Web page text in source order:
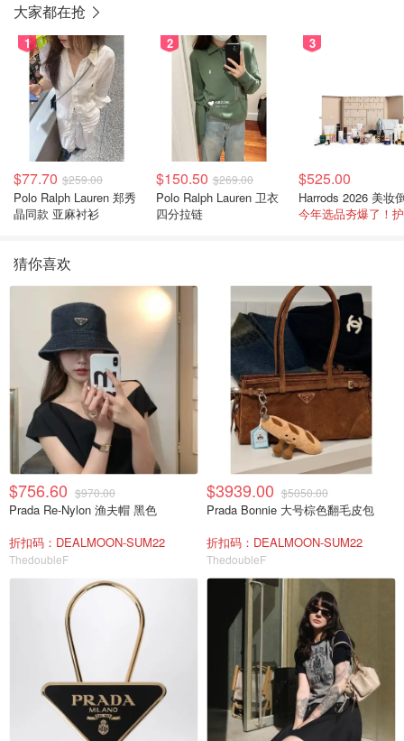
大家都在抢
1
$77.70 $259.00
Polo Ralph Lauren 郑秀
晶同款 亚麻衬衫
2
$150.50 $269.00
Polo Ralph Lauren 卫衣
四分拉链
3
$525.00
猜你喜欢
$756.60 $970.00
Prada Re-Nylon 渔夫帽 黑色
折扣码：DEALMOON-SUM22
ThedoubleF
$3939.00 $5050.00
Prada Bonnie 大号棕色翻毛皮包
折扣码：DEALMOON-SUM22
ThedoubleF